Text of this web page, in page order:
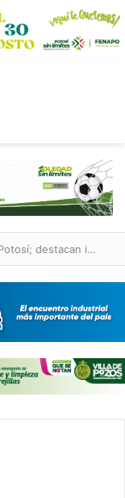
Inauguran paso a desnivel de Circuito Potosí; destacan impacto en la movilidad metropolitana